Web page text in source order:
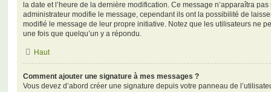
la date et l’heure de la dernière modification. Ce message n’apparaîtra
administrateur modifie le message, cependant ils ont la possibilité de
modifié le message de leur propre initiative. Notez que les utilisateurs ne
une fois que quelqu’un y a répondu.
Haut
Comment ajouter une signature à mes messages ?
Vous devez d’abord créer une signature depuis votre panneau de